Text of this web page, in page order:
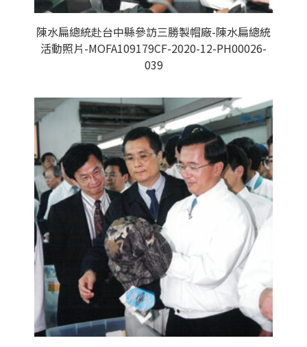
陳水扁總統赴台中縣參訪三勝製帽廠-陳水扁總統
活動照片-MOFA109179CF-2020-12-PH00026-
039